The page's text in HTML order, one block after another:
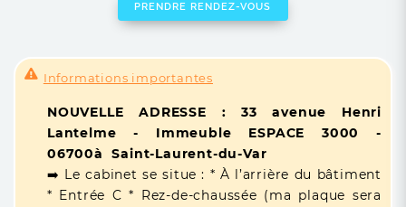
PRENDRE RENDEZ-VOUS
Informations importantes
NOUVELLE ADRESSE : 33 avenue Henri
Lantelme - Immeuble ESPACE 3000 -
06700à Saint-Laurent-du-Var
➡️ Le cabinet se situe : * À l’arrière du bâtiment
* Entrée C * Rez-de-chaussée (ma plaque sera